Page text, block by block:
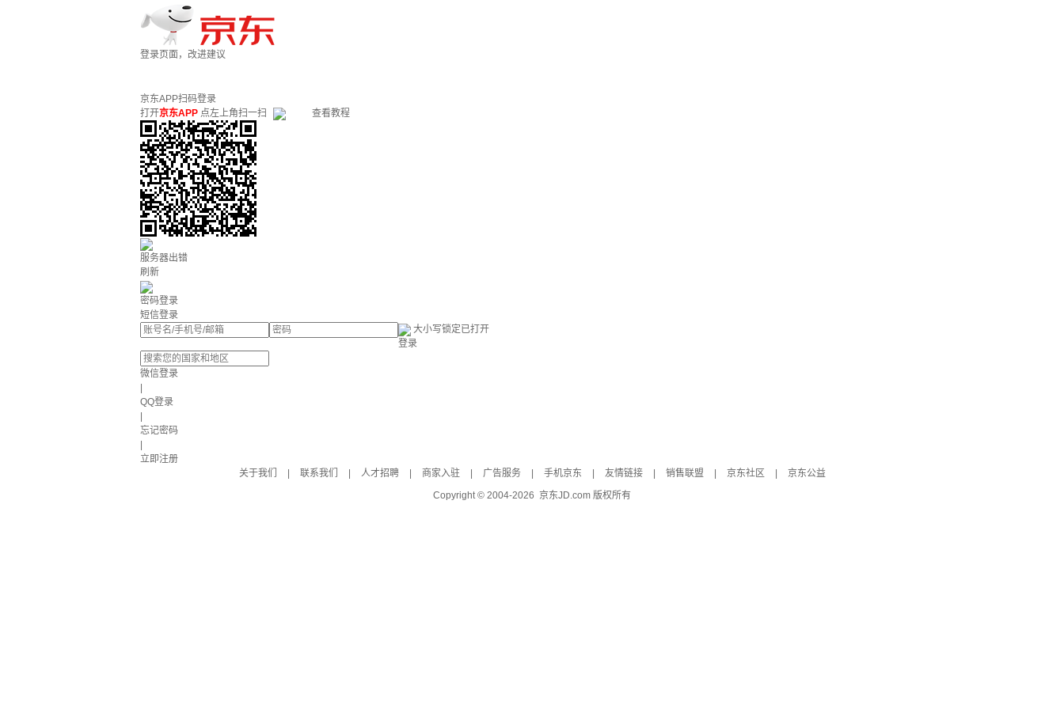
登录页面，改进建议
京东APP扫码登录
打开京东APP 点左上角扫一扫 查看教程
服务器出错
刷新
密码登录
短信登录
大小写锁定已打开
登录
微信登录
QQ登录
忘记密码
立即注册
关于我们
联系我们 人才招聘 商家入驻 广告服务 手机京东 友情链接 销售联盟 京东社区
京东公益
Copyright © 2004-2026 京东JD.com 版权所有